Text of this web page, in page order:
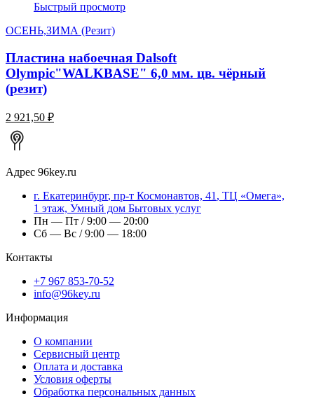
Быстрый просмотр
ОСЕНЬ,ЗИМА (Резит)
Пластина набоечная Dalsoft
Olympic"WALKBASE" 6,0 мм. цв. чёрный
(резит)
2 921,50 ₽
Адрес 96key.ru
г. Екатеринбург, пр-т Космонавтов, 41, ТЦ «Омега»,
1 этаж, Умный дом Бытовых услуг
Пн — Пт / 9:00 — 20:00
Сб — Вс / 9:00 — 18:00
Контакты
+7 967 853-70-52
info@96key.ru
Информация
О компании
Сервисный центр
Оплата и доставка
Условия оферты
Обработка персональных данных